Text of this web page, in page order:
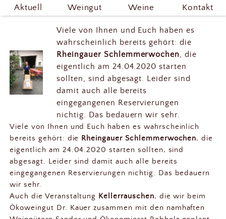
Kontakt
Weine
Weingut
Aktuell
Trinks daheim!
Viele von Ihnen und Euch haben es
wahrscheinlich bereits gehört: die
Rheingauer Schlemmerwochen, die
eigentlich am 24.04.2020 starten
sollten, sind abgesagt. Leider sind
damit auch alle bereits
eingegangenen Reservierungen
nichtig. Das bedauern wir sehr.
Viele von Ihnen und Euch haben es wahrscheinlich
bereits gehört: die Rheingauer Schlemmerwochen, die
eigentlich am 24.04.2020 starten sollten, sind
abgesagt. Leider sind damit auch alle bereits
eingegangenen Reservierungen nichtig. Das bedauern
wir sehr.
Auch die Veranstaltung Kellerrauschen, die wir beim
Ökoweingut Dr. Kauer zusammen mit den namhaften